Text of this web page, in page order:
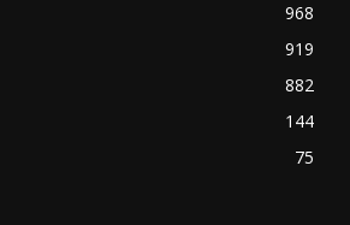
968
919
882
144
75